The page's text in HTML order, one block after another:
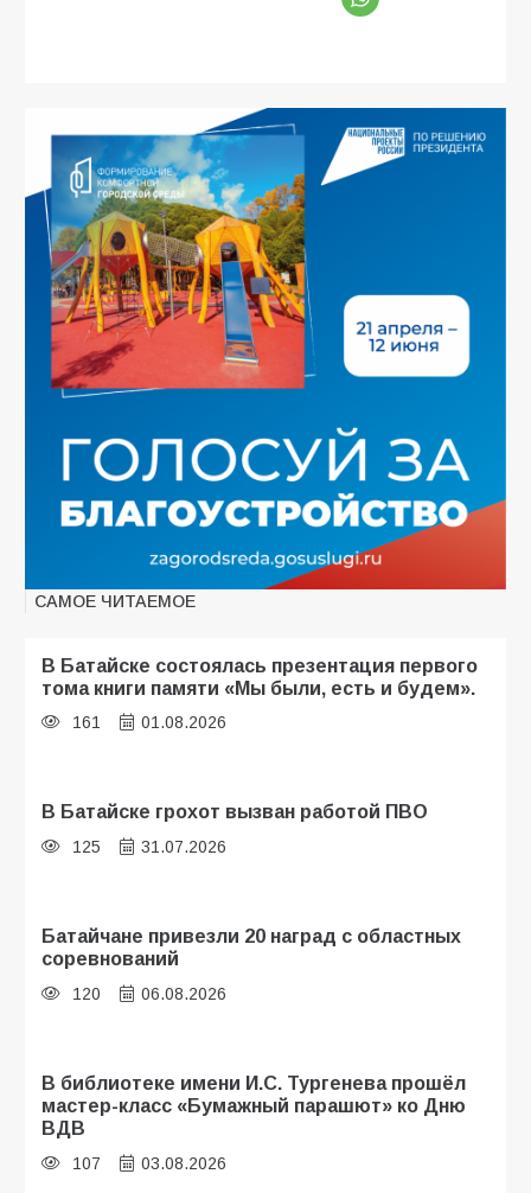
САМОЕ ЧИТАЕМОЕ
В Батайске состоялась презентация первого
тома книги памяти «Мы были, есть и будем».
161 01.08.2026
В Батайске грохот вызван работой ПВО
125 31.07.2026
Батайчане привезли 20 наград с областных
соревнований
120 06.08.2026
В библиотеке имени И.С. Тургенева прошёл
мастер-класс «Бумажный парашют» ко Дню
ВДВ
107 03.08.2026